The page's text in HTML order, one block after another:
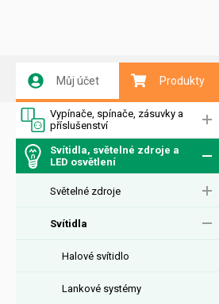
Můj účet Produkty
Vypínače, spínače, zásuvky a
příslušenství
Svítidla, světelné zdroje a
LED osvětlení
Světelné zdroje
Svítidla
Halové svítidlo
Lankové systémy